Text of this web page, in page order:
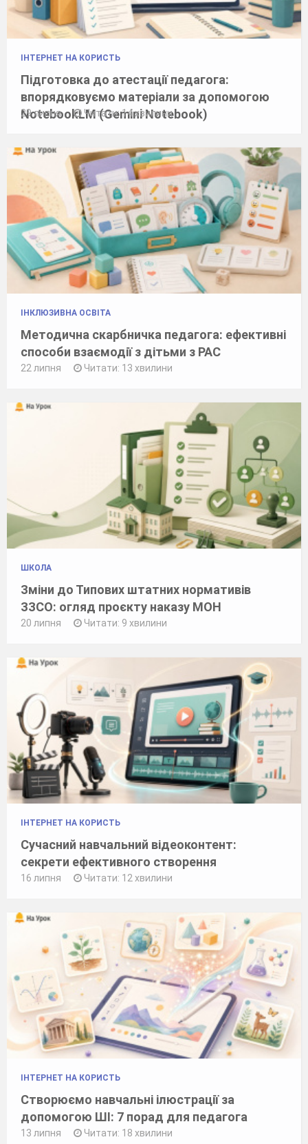
ІНТЕРНЕТ НА КОРИСТЬ
Підготовка до атестації педагога:
впорядковуємо матеріали за допомогою
NotebookLM (Gemini Notebook)
29 липня Читати: 14 хвилини
ІНКЛЮЗИВНА ОСВІТА
Методична скарбничка педагога: ефективні
способи взаємодії з дітьми з РАС
22 липня Читати: 13 хвилини
ШКОЛА
Зміни до Типових штатних нормативів
ЗЗСО: огляд проєкту наказу МОН
20 липня Читати: 9 хвилини
ІНТЕРНЕТ НА КОРИСТЬ
Сучасний навчальний відеоконтент:
секрети ефективного створення
16 липня Читати: 12 хвилини
ІНТЕРНЕТ НА КОРИСТЬ
Створюємо навчальні ілюстрації за
допомогою ШІ: 7 порад для педагога
13 липня Читати: 18 хвилини